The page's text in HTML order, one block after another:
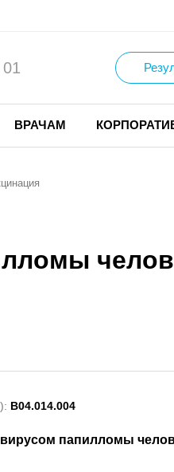
ВРАЧАМ
B04.014.004
папилломы